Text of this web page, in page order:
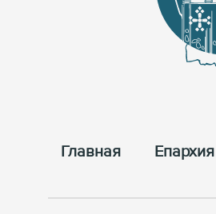
Главная Епархия